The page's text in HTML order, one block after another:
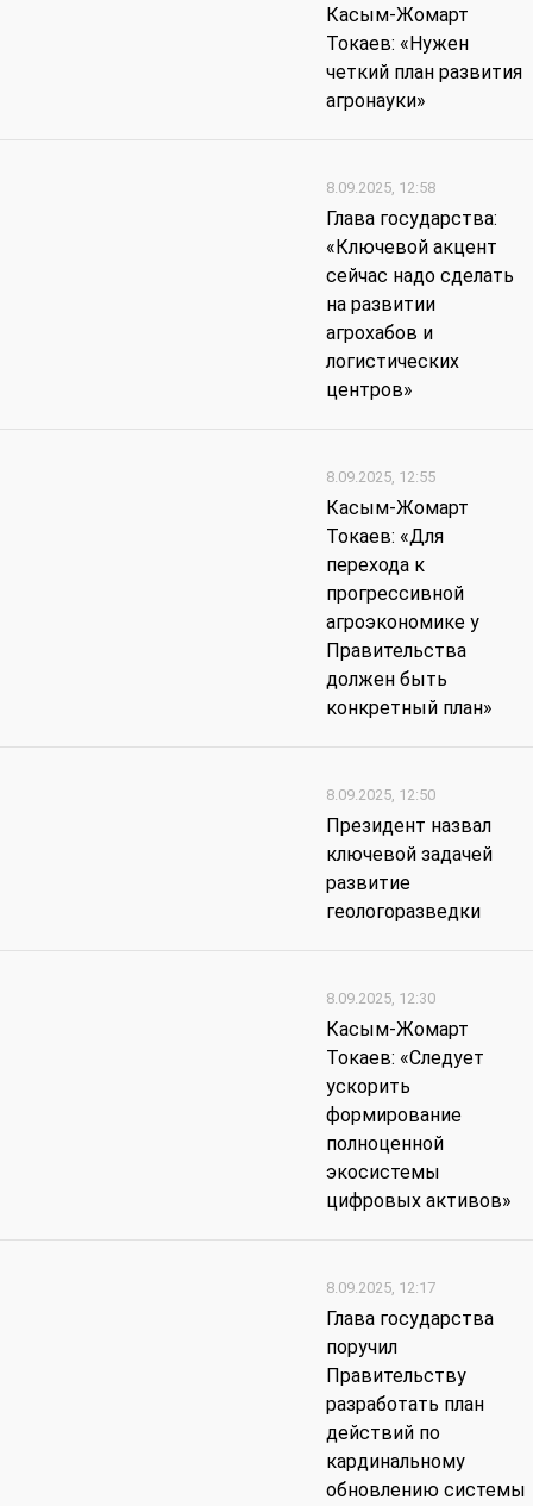
Касым-Жомарт
Токаев: «Нужен
четкий план развития
агронауки»
8.09.2025, 12:58
Глава государства:
«Ключевой акцент
сейчас надо сделать
на развитии
агрохабов и
логистических
центров»
8.09.2025, 12:55
Касым-Жомарт
Токаев: «Для
перехода к
прогрессивной
агроэкономике у
Правительства
должен быть
конкретный план»
8.09.2025, 12:50
Президент назвал
ключевой задачей
развитие
геологоразведки
8.09.2025, 12:30
Касым-Жомарт
Токаев: «Следует
ускорить
формирование
полноценной
экосистемы
цифровых активов»
8.09.2025, 12:17
Глава государства
поручил
Правительству
разработать план
действий по
кардинальному
обновлению системы